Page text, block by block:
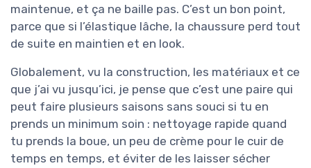
maintenue, et ça ne baille pas. C’est un bon point,
parce que si l’élastique lâche, la chaussure perd tout
de suite en maintien et en look.
Globalement, vu la construction, les matériaux et ce
que j’ai vu jusqu’ici, je pense que c’est une paire qui
peut faire plusieurs saisons sans souci si tu en
prends un minimum soin : nettoyage rapide quand
tu prends la boue, un peu de crème pour le cuir de
temps en temps, et éviter de les laisser sécher